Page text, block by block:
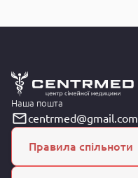
Наша пошта
centrmed@gmail.com
Правила спільноти